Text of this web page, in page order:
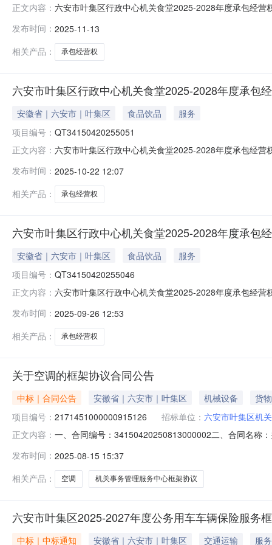
正文内容： 六安市叶集区行政中心机关食堂2025-2028年度承包经
行公开招标。本项目于2025年11月11日9时30分在六安
一中
发布时间： 2025-11-13
相关产品：
承包经营权
六安市叶集区行政中心机关食堂2025-2028年度承包
安徽省｜六安市｜叶集区 食品饮品
服务
项目编号： QT34150420255051
正文内容： 六安市叶集区行政中心机关食堂2025-2028年度承包经
2025-2028年度承包经营权项目（二次）招标公告安徽建
发布时间： 2025-10-22 12:07
相关产品：
承包经营权
六安市叶集区行政中心机关食堂2025-2028年度承包
安徽省｜六安市｜叶集区 食品饮品
服务
项目编号： QT34150420255046
正文内容： 六安市叶集区行政中心机关食堂2025-2028年度承包经
2025-2028年度承包经营权项目项目编号QT34150420255
发布时间： 2025-09-26 12:53
相关产品：
承包经营权
关于空调的框架协议合同公告
中标｜合同公告 安徽省｜六安市｜叶集区 机械设备
货物
项目编号： 2171451000000915126 招标单位： 六安市叶集区机
正文内容： 一、合同编号：34150420250813000002二、合同名称
公司地址：安徽省六安市叶集区六安市叶集区观山路联
发布时间： 2025-08-15 15:37
相关产品：
空调 机关事务管理服务中心框架协议
六安市叶集区2025-2027年度公务用车车辆保险服务
中标｜中标通知 安徽省｜六安市｜叶集区 交通运输
服务